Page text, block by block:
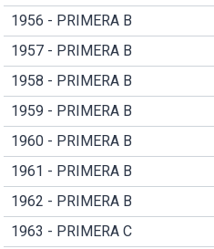
1956 - PRIMERA B
1957 - PRIMERA B
1958 - PRIMERA B
1959 - PRIMERA B
1960 - PRIMERA B
1961 - PRIMERA B
1962 - PRIMERA B
1963 - PRIMERA C